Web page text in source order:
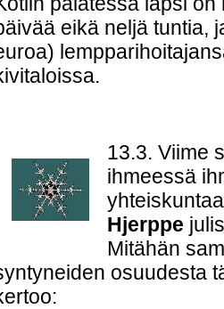
eikä neljä tuntia,
13.3. Viime
ihmeessä
Hjerppe
Mitähän
osuudesta